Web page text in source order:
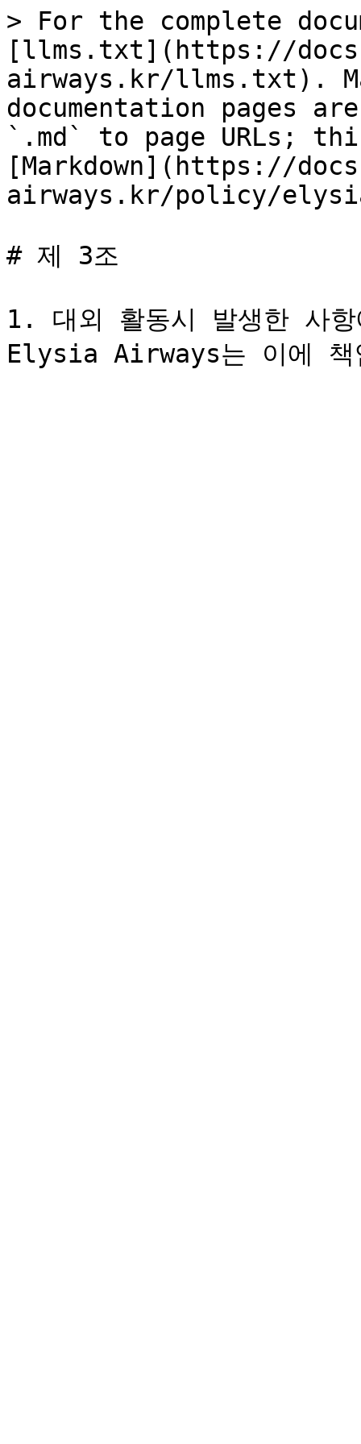
> For the complete
[llms.txt](https://
airways.kr/llms.txt).
documentation pages
`.md` to page URLs;
[Markdown](https://
airways.kr/policy/
# 제 3조
1. 대외 활동시 발생한 사